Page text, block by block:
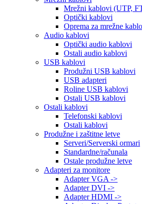
Mrežni kablovi (UTP,
Optički kablovi
Oprema za mrežne
Audio kablovi
Optički audio kablovi
Ostali audio kablovi
USB kablovi
Produžni USB kablovi
USB adapteri
Roline USB kablovi
Ostali USB kablovi
Ostali kablovi
Telefonski kablovi
Ostali kablovi
Produžne i zaštitne letve
Serveri/Serverski ormari
Standardne/računala
Ostale produžne letve
Adapteri za monitore
Adapter VGA ->
Adapter DVI ->
Adapter HDMI ->